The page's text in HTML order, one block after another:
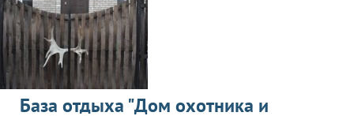
База отдыха "Дом охотника и